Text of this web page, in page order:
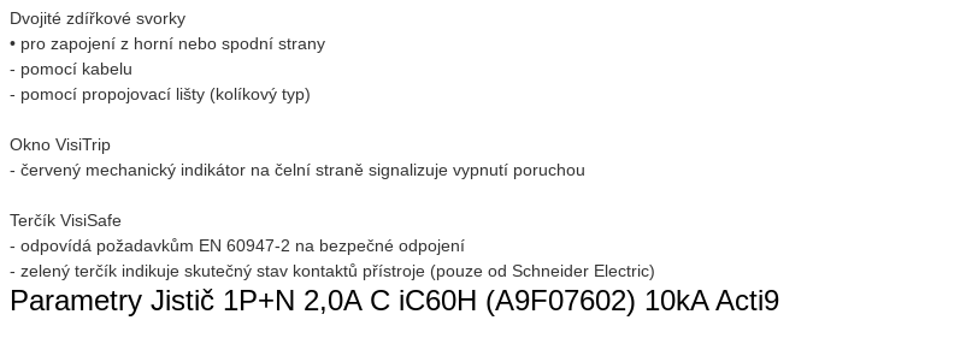
Dvojité zdířkové svorky
• pro zapojení z horní nebo spodní strany
- pomocí kabelu
- pomocí propojovací lišty (kolíkový typ)
Okno VisiTrip
- červený mechanický indikátor na čelní straně signalizuje vypnutí poruchou
Terčík VisiSafe
- odpovídá požadavkům EN 60947-2 na bezpečné odpojení
- zelený terčík indikuje skutečný stav kontaktů přístroje (pouze od Schneider Electric)
Parametry Jistič 1P+N 2,0A C iC60H (A9F07602) 10kA Acti9